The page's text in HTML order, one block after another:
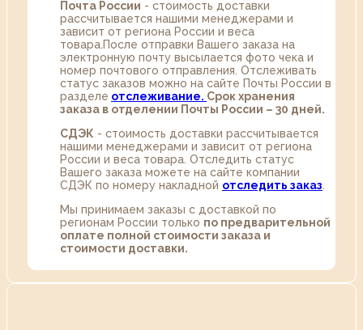
Почта России - стоимость доставки
рассчитывается нашими менеджерами и
зависит от региона России и веса
товара.После отправки Вашего заказа на
электронную почту высылается фото чека и
номер почтового отправления. Отслеживать
статус заказов можно на сайте Почты России в
разделе oтслеживание. Срок хранения
заказа в отделении Почты России – 30 дней.
СДЭК - стоимость доставки рассчитывается
нашими менеджерами и зависит от региона
России и веса товара. Отследить статус
Вашего заказа можете на сайте компании
СДЭК по номеру накладной отследить заказ
Мы принимаем заказы с доставкой по
регионам России только по предварительной
оплате полной стоимости заказа и
стоимости доставки.